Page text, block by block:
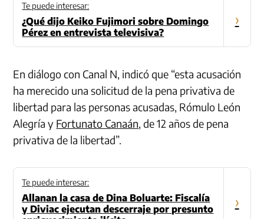
Te puede interesar:
¿Qué dijo Keiko Fujimori sobre Domingo
Pérez en entrevista televisiva?
›
En diálogo con Canal N, indicó que “esta acusación
ha merecido una solicitud de la pena privativa de
libertad para las personas acusadas, Rómulo León
Alegría y Fortunato Canaán, de 12 años de pena
privativa de la libertad”.
Te puede interesar:
Allanan la casa de Dina Boluarte: Fiscalía
y Diviac ejecutan descerraje por presunto
›